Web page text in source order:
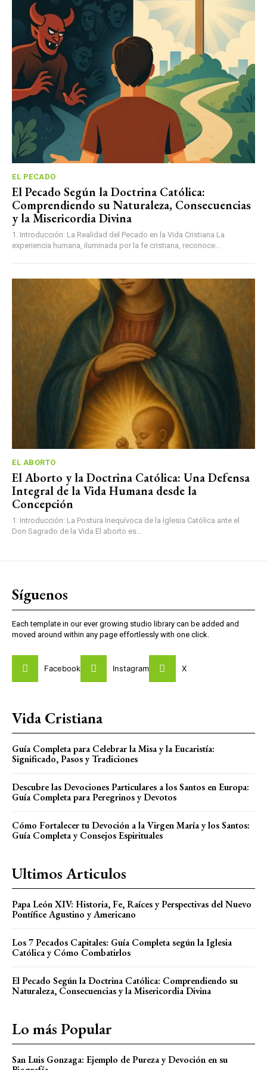
EL PECADO
El Pecado Según la Doctrina Católica:
Comprendiendo su Naturaleza, Consecuencias
y la Misericordia Divina
1. Introducción: La Realidad del Pecado en la Vida Cristiana La
experiencia humana, iluminada por la fe cristiana, reconoce...
EL ABORTO
El Aborto y la Doctrina Católica: Una Defensa
Integral de la Vida Humana desde la
Concepción
1. Introducción: La Postura Inequívoca de la Iglesia Católica ante el
Don Sagrado de la Vida El aborto es...
Síguenos
Each template in our ever growing studio library can be added and
moved around within any page effortlessly with one click.
Facebook Instagram X
Vida Cristiana
Guía Completa para Celebrar la Misa y la Eucaristía:
Significado, Pasos y Tradiciones
Descubre las Devociones Particulares a los Santos en Europa:
Guía Completa para Peregrinos y Devotos
Cómo Fortalecer tu Devoción a la Virgen María y los Santos:
Guía Completa y Consejos Espirituales
Ultimos Articulos
Papa León XIV: Historia, Fe, Raíces y Perspectivas del Nuevo
Pontífice Agustino y Americano
Los 7 Pecados Capitales: Guía Completa según la Iglesia
Católica y Cómo Combatirlos
El Pecado Según la Doctrina Católica: Comprendiendo su
Naturaleza, Consecuencias y la Misericordia Divina
Lo más Popular
San Luis Gonzaga: Ejemplo de Pureza y Devoción en su